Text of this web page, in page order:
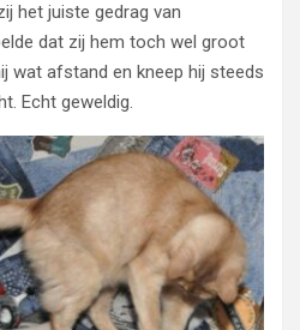
het juiste gedrag van
dat zij hem toch wel groot
wat afstand en kneep hij steeds
Echt geweldig.